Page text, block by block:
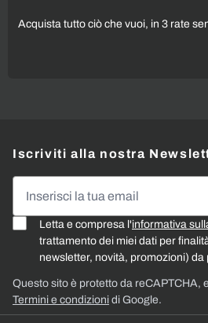
Acquista tutto ciò che vuoi, in 3 rate
Iscriviti alla nostra
Letta e compresa l'informativa
trattamento dei miei dati per
newsletter, novità, promozioni) da
Questo sito è protetto da reCAPTCHA,
Termini e condizioni di Google.